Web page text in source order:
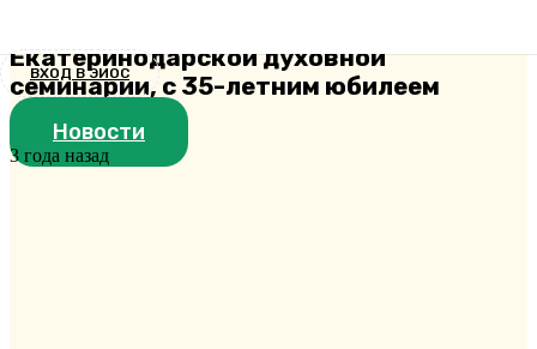
ВХОД В ЭИОС
Екатеринодарской духовной
семинарии, с 35-летним юбилеем
Новости
3 года назад